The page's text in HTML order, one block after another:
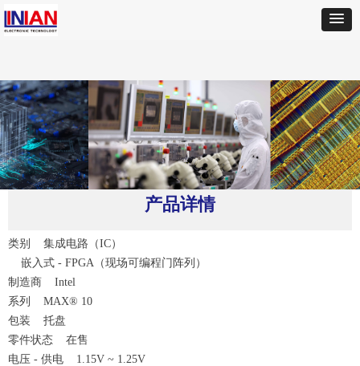
首页 ꄲ ALTERA ꄲ 10M40DAF484C8G现场可编程门阵列
类别 集成电路（IC）
嵌入式 - FPGA（现场可编程门阵列）
制造商 Intel
系列 MAX® 10
包装 托盘
零件状态 在售
电压 - 供电 1.15V ~ 1.25V
产品详情